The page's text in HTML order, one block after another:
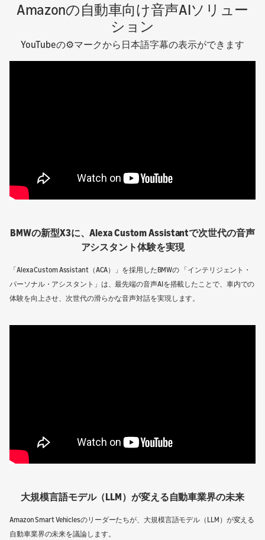
Amazonの自動車向け音声AIソリュー
ション
YouTubeの⚙マークから日本語字幕の表示ができます
BMWの新型X3に、Alexa Custom Assistantで次世代の音声
アシスタント体験を実現
「Alexa Custom Assistant（ACA）」を採用したBMWの 「インテリジェント・
パーソナル・アシスタント」は、最先端の音声AIを搭載したことで、車内での
体験を向上させ、次世代の滑らかな音声対話を実現します。
大規模言語モデル（LLM）が変える自動車業界の未来
Amazon Smart Vehiclesのリーダーたちが、大規模言語モデル（LLM）が変える
自動車業界の未来を議論します。